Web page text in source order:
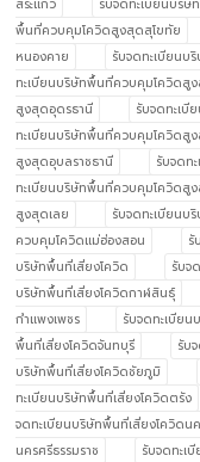
สระแก้ว รับจดทะเบียนบริ
พื้นที่ควบคุมโควิดสูงสุดสุโขทัย
หนองคาย
รับจดทะเบียน
ทะเบียนบริษัทพื้นที่ควบคุมโควิดสูง
สูงสุดอุดรธานี
รับจดทะเ
ทะเบียนบริษัทพื้นที่ควบคุมโควิดสู
สูงสุดอุบลราชธานี
รับจดท
ทะเบียนบริษัทพื้นที่ควบคุมโควิดสูง
สูงสุดเลย
รับจดทะเบียน
ควบคุมโควิดแม่ฮ่องสอน
รั
บริษัทพื้นที่เสี่ยงโควิด
รับจ
บริษัทพื้นที่เสี่ยงโควิดกาฬสินธุ์
กำแพงเพชร
รับจดทะเบีย
พื้นที่เสี่ยงโควิดจันทบุรี
รับ
บริษัทพื้นที่เสี่ยงโควิดชัยภูมิ
ทะเบียนบริษัทพื้นที่เสี่ยงโควิดตรัง
จดทะเบียนบริษัทพื้นที่เสี่ยงโควิดน
นครศรีธรรมราช
รับจดทะเ